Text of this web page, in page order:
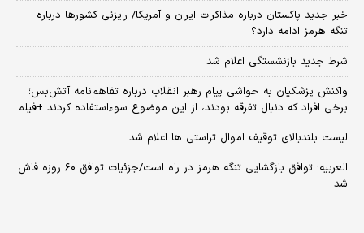
خبر جدید پاکستان درباره مذاکرات ایران و آمریکا/ رایزنی کشورها درباره
تنگه هرمز ادامه دارد؟
شرط جدید بازنشستگی اعلام شد
واکنش پزشکیان به حواشی پیام رهبر انقلاب درباره تفاهم‌نامه آتش‌بس؛
برخی افراد که دنبال تفرقه بودند، از این موضوع سوءاستفاده کردند +فیلم
لیست بلندبالای توقیف اموال تراستی ها اعلام شد
العربیه: توافق بازگشایی تنگه هرمز در راه است/جزئیات توافق ۶۰ روزه فاش
شد